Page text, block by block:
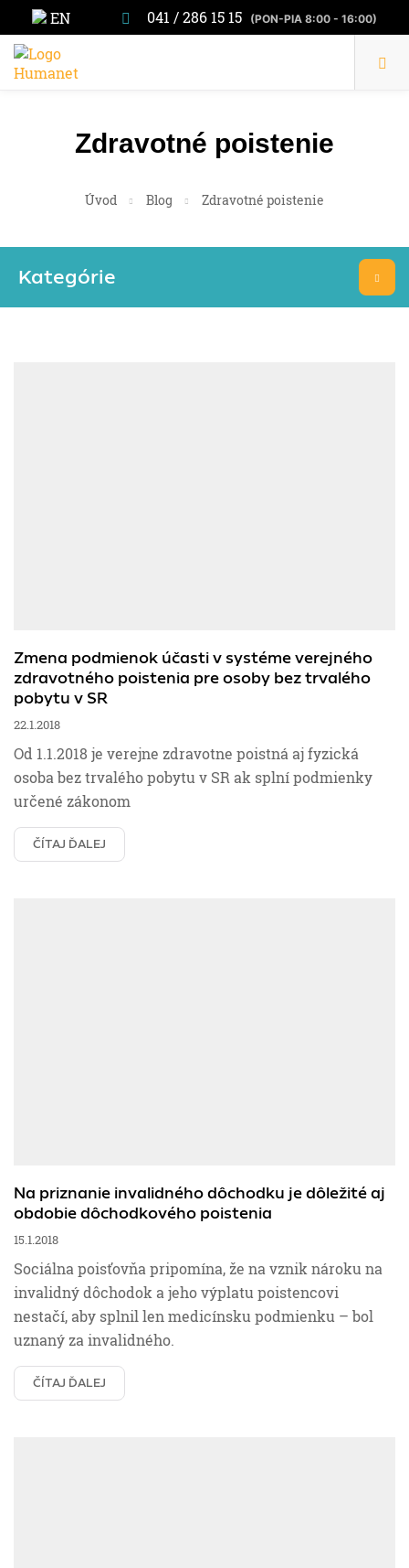
EN 041 / 286 15 15 (PON-PIA 8:00 - 16:00)
Zdravotné poistenie
Úvod Blog Zdravotné poistenie
Kategórie
Ročné zúčtovanie
Sociálne poistenie
Výpočet mzdy online
Zmena podmienok účasti v systéme verejného
zdravotného poistenia pre osoby bez trvalého
pobytu v SR
22.1.2018
Od 1.1.2018 je verejne zdravotne poistná aj fyzická
osoba bez trvalého pobytu v SR ak splní podmienky
určené zákonom
ČÍTAJ ĎALEJ
Na priznanie invalidného dôchodku je dôležité aj
obdobie dôchodkového poistenia
15.1.2018
Sociálna poisťovňa pripomína, že na vznik nároku na
invalidný dôchodok a jeho výplatu poistencovi
nestačí, aby splnil len medicínsku podmienku – bol
uznaný za invalidného.
ČÍTAJ ĎALEJ